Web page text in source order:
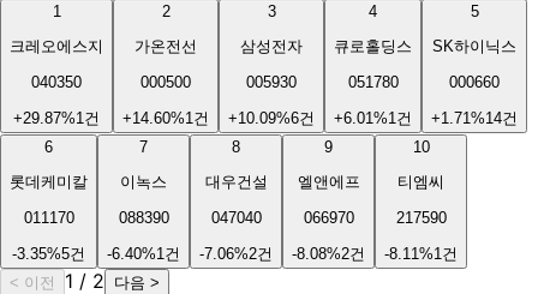
1
크레오에스지
040350
+29.87%1 건
2
가온전선
000500
+14.60%1 건
3
삼성전자
005930
+10.09%6건
4
큐로홀딩스
051780
+6.01%1 건
5
SK하이닉스
000660
+1.71%14건
6
롯데케미칼
011170
-3.35%5건
7
이녹스
088390
-6.40%1 건
8
대우건설
047040
-7.06%2건
9
엘앤에프
066970
-8.08%2건
10
티엠씨
217590
-8.11%1 건
< 이전
1 / 2 다음 >